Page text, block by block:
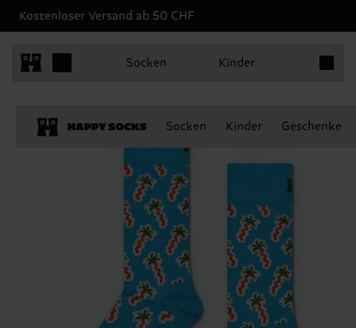
Kostenloser Versand ab 50 CHF
Socken Kinder
Socken Kinder Geschenke